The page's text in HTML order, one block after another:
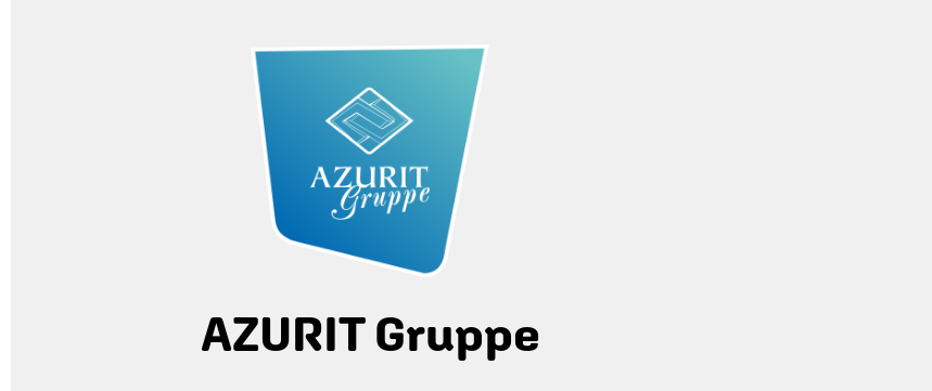
AZURIT Gruppe